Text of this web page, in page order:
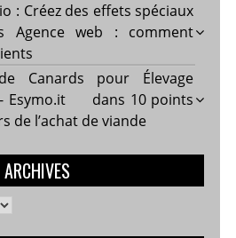
: Créez des effets spéciaux
Agence web : comment
Canards pour Élevage
Esymo.it
dans 10 points
de l’achat de viande
ARCHIVES